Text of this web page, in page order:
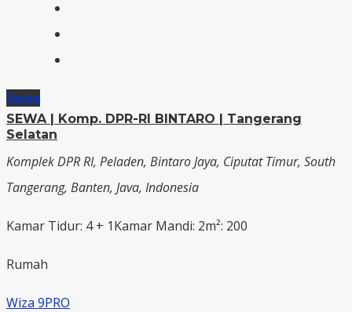
Sewa
SEWA | Komp. DPR-RI BINTARO | Tangerang
Selatan
Komplek DPR RI, Peladen, Bintaro Jaya, Ciputat Timur, South
Tangerang, Banten, Java, Indonesia
Kamar Tidur: 4 + 1Kamar Mandi: 2m²: 200
Rumah
Wiza 9PRO